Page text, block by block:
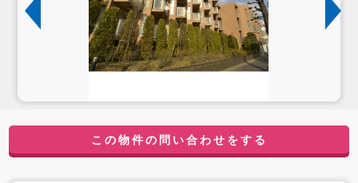
この物件の問い合わせをする